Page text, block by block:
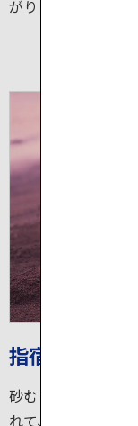
がります。
指宿市「砂む
砂むし温泉とは、
れて、からだを蒸